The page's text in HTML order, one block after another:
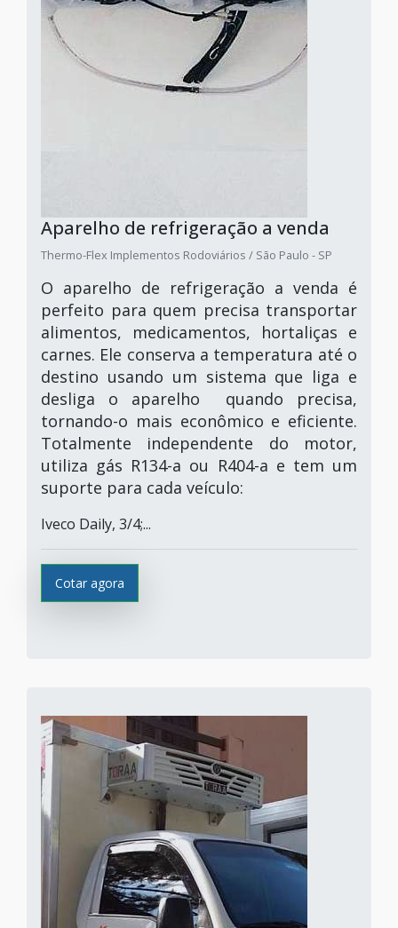
Aparelho de refrigeração a venda
Thermo-Flex Implementos Rodoviários / São Paulo - SP
O aparelho de refrigeração a venda é
perfeito para quem precisa transportar
alimentos, medicamentos, hortaliças e
carnes. Ele conserva a temperatura até o
destino usando um sistema que liga e
desliga o aparelho quando precisa,
tornando-o mais econômico e eficiente.
Totalmente independente do motor,
utiliza gás R134-a ou R404-a e tem um
suporte para cada veículo:
Iveco Daily, 3/4;...
Cotar agora